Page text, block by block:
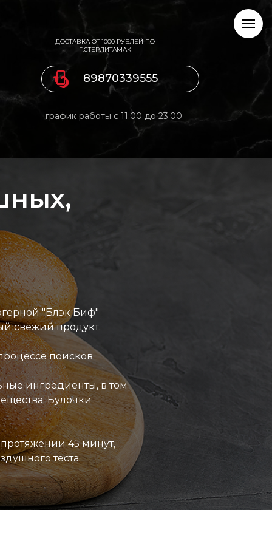
89870339555
график работы с 11:00 до 23:00
ДОСТАВКА ОТ 1000 РУБЛЕЙ ПО
Г.СТЕРЛИТАМАК
"Блэк Биф"
свежий продукт.
поисков
ингредиенты, в том
Булочки
45 минут,
теста.